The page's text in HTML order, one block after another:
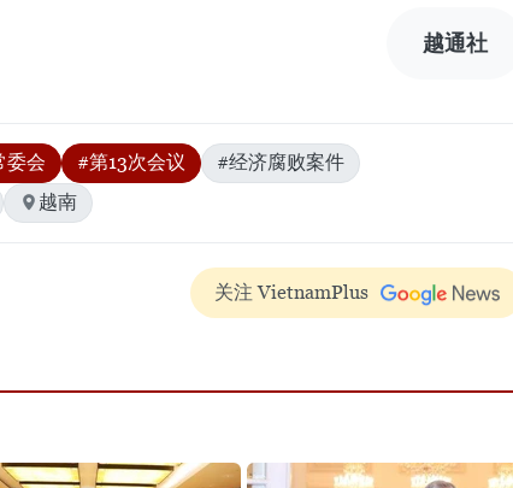
越通社
委会 #第13次会议
#经济腐败案件
越南
关注 VietnamPlus